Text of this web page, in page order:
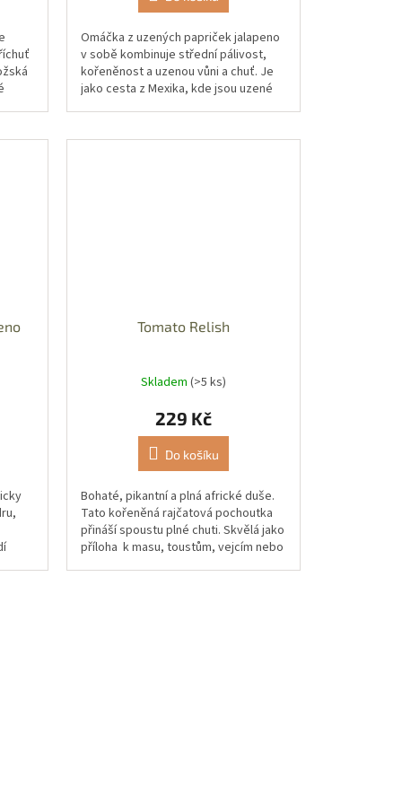
Omáčka z uzených papriček jalapeno
v sobě kombinuje střední pálivost,
kořeněnost a uzenou vůni a chuť. Je
jako cesta z Mexika, kde jsou uzené
Tomato Relish
Skladem (>5 ks)
229 Kč
Do košíku
Bohaté, pikantní a plná africké duše.
Tato kořeněná rajčatová pochoutka
přináší spoustu plné chuti. Skvělá jako
příloha k masu, toustům, vejcím nebo